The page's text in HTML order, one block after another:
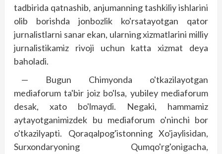
tadbirida qatnashib, anjumanning tashkiliy ishlarini
olib borishda jonbozlik ko'rsatayotgan qator
jurnalistlarni sanar ekan, ularning xizmatlarini milliy
jurnalistikamiz rivoji uchun katta xizmat deya
baholadi.
— Bugun Chimyonda o'tkazilayotgan
mediaforum ta'bir joiz bo'lsa, yubiley mediaforum
desak, xato bo'lmaydi. Negaki, hammamiz
aytayotganimizdek bu mediaforum o'ninchi bor
o'tkazilyapti. Qoraqalpog'istonning Xo'jaylisidan,
Surxondaryoning Qumqo'rg'onigacha,